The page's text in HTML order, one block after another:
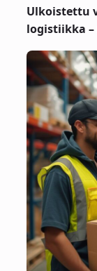
Ulkoistettu
logistiikka